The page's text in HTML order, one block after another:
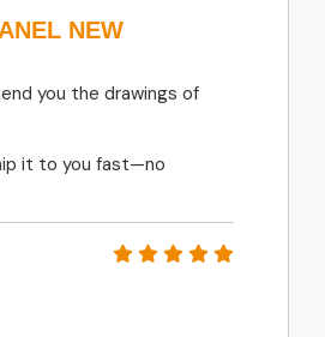
NEW
you the drawings of
it to you fast—no